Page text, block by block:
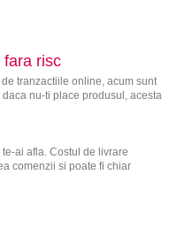
fara risc
tranzactiile online, acum sunt
nu-ti place produsul, acesta
ai afla. Costul de livrare
comenzii si poate fi chiar